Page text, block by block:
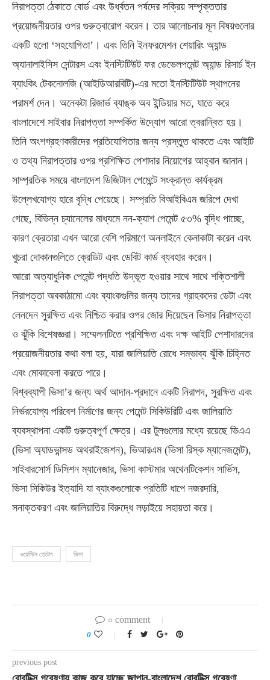
নিরাপত্তা ঠেকাতে বোর্ড এবং উর্ধ্বতন পর্ষদের সক্রিয় সম্পৃক্ততার
প্রয়োজনীয়তার ওপর গুরুত্বারোপ করেন। তার আলোচনার মূল বিষয়গুলোর
একটি হলো ‘সহযোগিতা’। এবং তিনি ইনফরমেশন শেয়ারিং অ্যান্ড
অ্যানালাইসিস সেন্টারস এবং ইনস্টিটিউট ফর ডেভেলপমেন্ট অ্যান্ড রিসার্চ ইন
ব্যাংকিং টেকনোলজি (আইডিআরবিটি)-এর মতো ইনস্টিটিউট স্থাপনের
পরামর্শ দেন। অনেকটা রিজার্ভ ব্যাঙ্ক অব ইন্ডিয়ার মত, যাতে করে
বাংলাদেশে সাইবার নিরাপত্তা সম্পর্কিত উদ্যোগ আরো ত্বরান্বিত হয়।
তিনি অংশগ্রহণকারীদের প্রতিযোগিতার জন্য প্রস্তুত থাকতে এবং আইটি
ও তথ্য নিরাপত্তার ওপর প্রশিক্ষিত পেশাদার নিয়োগের আহ্বান জানান।
সাম্প্রতিক সময়ে বাংলাদেশ ডিজিটাল পেমেন্টে সংক্রান্ত কার্যক্রম
উল্লেখযোগ্য হারে বৃদ্ধি পেয়েছে। সম্প্রতি বিআইবিএম জরিপে দেখা
গেছে, বিভিন্ন চ্যানেলের মাধ্যমে নন-ক্যাশ পেমেন্ট ৫৩% বৃদ্ধি পাচ্ছে,
কারণ ক্রেতারা এখন আরো বেশি পরিমাণে অনলাইনে কেনাকাটা করেন এবং
খুচরা দোকানগুলিতে ক্রেডিট এবং ডেবিট কার্ড ব্যবহার করেন।
আরো অত্যাধুনিক পেমেন্ট পদ্ধতি উদ্ভূত হওয়ার সাথে সাথে শক্তিশালী
নিরাপত্তা অবকাঠামো এবং ব্যাংকগুলির জন্য তাদের গ্রাহকদের ডেটা এবং
লেনদেন সুরক্ষিত এবং নিশ্চিত করার ওপর জোর দিয়েছেন ভিসার নিরাপত্তা
ও ঝুঁকি বিশেষজ্ঞরা। সম্মেলনটিতে প্রশিক্ষিত এবং দক্ষ আইটি পেশাদারদের
প্রয়োজনীয়তার কথা বলা হয়, যারা জালিয়াতি রোধে সম্ভাব্য ঝুঁকি চিহ্নিত
এবং মোকাবেলা করতে পারে।
বিশ্বব্যাপী ভিসা’র জন্য অর্থ আদান-প্রদানে একটি নিরাপদ, সুরক্ষিত এবং
নির্ভরযোগ্য পরিবেশ নির্মাণের জন্য পেমেন্ট সিকিউরিটি এবং জালিয়াতি
ব্যবস্থাপনা একটি গুরুত্বপূর্ণ ক্ষেত্র। এর টুলগুলোর মধ্যে রয়েছে ভিএএ
(ভিসা অ্যাডভান্সড অথরাইজেশন), ভিআরএম (ভিসা রিস্ক ম্যানেজমেন্ট),
সাইবারসোর্স ডিসিশন ম্যানেজার, ভিসা কাস্টমার অথেনটিকেশন সার্ভিস,
ভিসা সিকিউর ইত্যাদি যা ব্যাংকগুলোকে প্রতিটি ধাপে নজরদারি,
সনাক্তকরণ এবং জালিয়াতির বিরুদ্ধে লড়াইয়ে সহায়তা করে।
ওয়েস্টিন হোটেল ভিসা
০ comment
0
previous post